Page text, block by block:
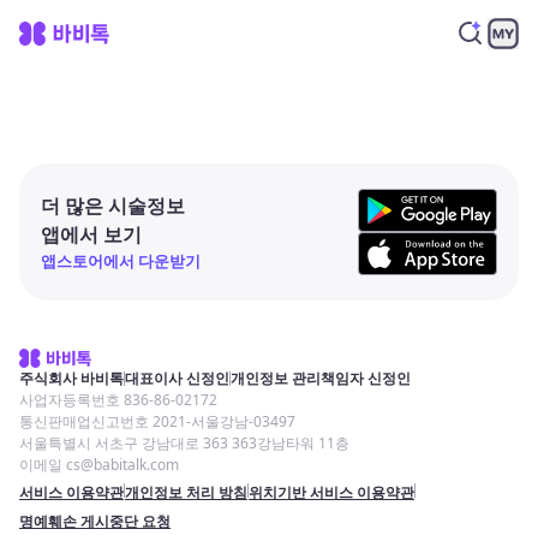
더 많은 시술정보
앱에서 보기
앱스토어에서 다운받기
주식회사 바비톡대표이사 신정인개인정보 관리책임자 신정인
사업자등록번호 836-86-02172
통신판매업신고번호 2021-서울강남-03497
서울특별시 서초구 강남대로 363 363강남타워 11층
이메일 cs@babitalk.com
서비스 이용약관개인정보 처리 방침위치기반 서비스 이용약관
명예훼손 게시중단 요청